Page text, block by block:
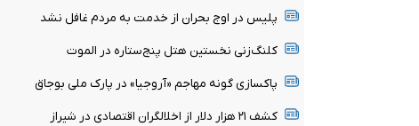
پلیس در اوج بحران از خدمت به مردم غافل نشد
کلنگ‌زنی نخستین هتل پنج‌ستاره در الموت
پاکسازی گونه مهاجم «آروجیا» در پارک ملی بوجاق
کشف ۲۱ هزار دلار از اخلالگران اقتصادی در شیراز